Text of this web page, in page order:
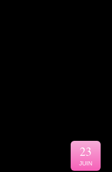
23
JUIN